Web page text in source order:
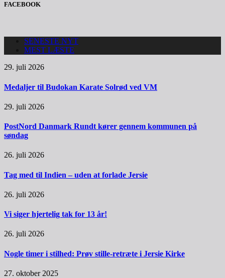
FACEBOOK
SENESTE NYT
MEST LÆSTE
29. juli 2026
Medaljer til Budokan Karate Solrød ved VM
29. juli 2026
PostNord Danmark Rundt kører gennem kommunen på
søndag
26. juli 2026
Tag med til Indien – uden at forlade Jersie
26. juli 2026
Vi siger hjertelig tak for 13 år!
26. juli 2026
Nogle timer i stilhed: Prøv stille-retræte i Jersie Kirke
27. oktober 2025